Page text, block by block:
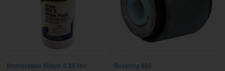
Bromsvätska Silikon 0,95 liter Bussning 850